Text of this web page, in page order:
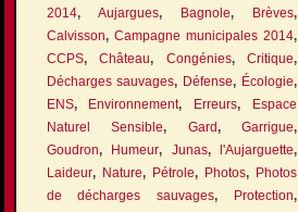
2014,Aujargues, Bagnole, Brèves,
Calvisson, Campagne municipales 2014,
CCPS,Château, Congénies,Critique,
Décharges sauvages, Défense, Écologie,
ENS, Environnement, Erreurs,
Espace
Naturel Sensible, Gard,Garrigue,
Goudron, Humeur, Junas, l'Aujarguette,
Laideur, Nature, Pétrole, Photos, Photos
de décharges sauvages, Protection,